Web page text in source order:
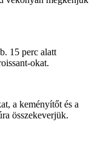
15 perc alatt
okat.
a keményítőt és a
összekeverjük.